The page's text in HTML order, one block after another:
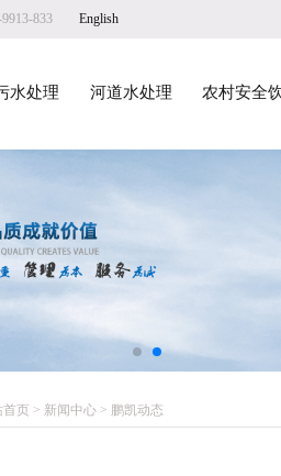
833 English
水处理 河道水处理 农村安全
首页 > 新闻中心 > 鹏凯动态